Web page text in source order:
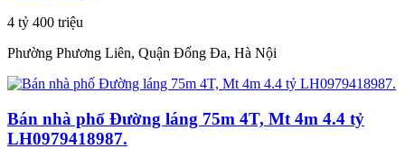
4 tỷ 400 triệu
Phường Phương Liên, Quận Đống Đa, Hà Nội
Bán nhà phố Đường láng 75m 4T, Mt 4m 4.4 tỷ
LH0979418987.